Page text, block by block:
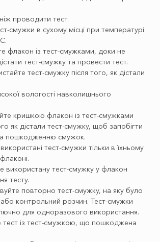
проводити тест.
смужки в сухому місці при температурі
флакон із тест-смужками, доки не
тест-смужку та провести тест.
тест-смужку після того, як дістали
вологості навколишнього
кришкою флакон із тест-смужками
як дістали тест-смужку, щоб запобігти
пошкодженню смужок.
тест-смужки тільки в їхньому
використану тест-смужку у флакон
тесту.
повторно тест-смужку, на яку було
контрольний розчин. Тест-смужки
для одноразового використання.
тест із тест-смужкою, що пошкоджена